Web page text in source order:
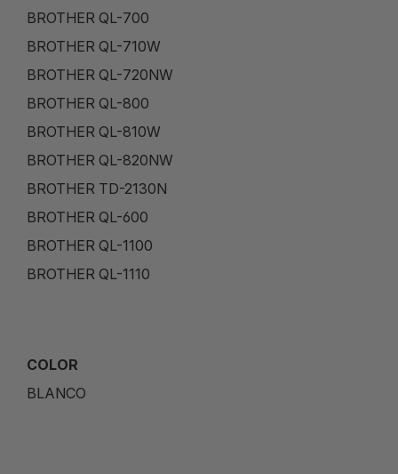
BROTHER QL-700
BROTHER QL-710W
BROTHER QL-720NW
BROTHER QL-800
BROTHER QL-810W
BROTHER QL-820NW
BROTHER TD-2130N
BROTHER QL-600
BROTHER QL-1100
BROTHER QL-1110
COLOR
BLANCO